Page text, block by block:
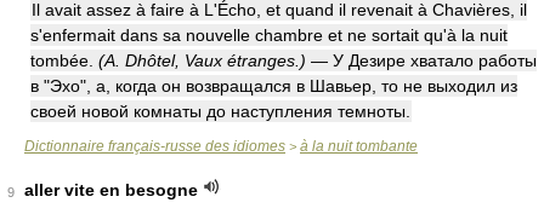
Il avait assez à faire à L'Écho, et quand il revenait à Chavières, il
s'enfermait dans sa nouvelle chambre et ne sortait qu'à la nuit
tombée. (A. Dhôtel, Vaux étranges.) — У Дезире хватало работы
в "Эхо", а, когда он возвращался в Шавьер, то не выходил из
своей новой комнаты до наступления темноты.
Dictionnaire français-russe des idiomes > à la nuit tombante
9
aller vite en besogne